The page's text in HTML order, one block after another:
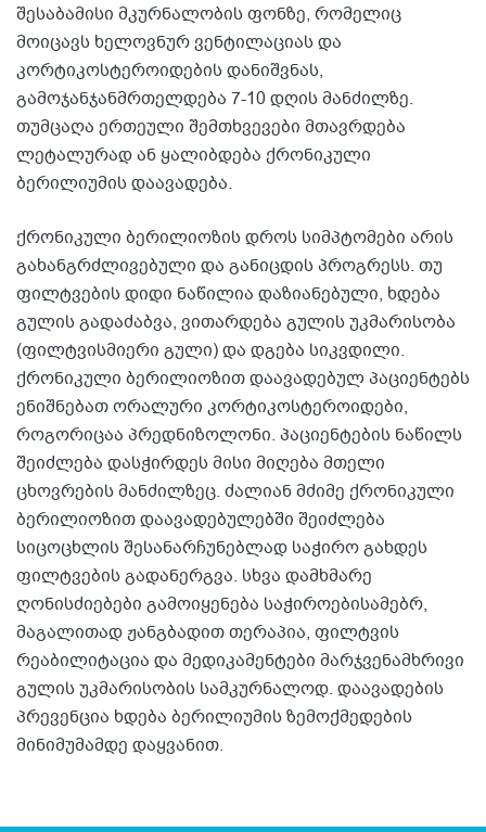
შესაბამისი მკურნალობის ფონზე, რომელიც
მოიცავს ხელოვნურ ვენტილაციას და
კორტიკოსტეროიდების დანიშვნას,
გამოჯანჯანმრთელდება 7-10 დღის მანძილზე.
თუმცაღა ერთეული შემთხვევები მთავრდება
ლეტალურად ან ყალიბდება ქრონიკული
ბერილიუმის დაავადება.
ქრონიკული ბერილიოზის დროს სიმპტომები არის
გახანგრძლივებული და განიცდის პროგრესს. თუ
ფილტვების დიდი ნაწილია დაზიანებული, ხდება
გულის გადაძაბვა, ვითარდება გულის უკმარისობა
(ფილტვისმიერი გული) და დგება სიკვდილი.
ქრონიკული ბერილიოზით დაავადებულ პაციენტებს
ენიშნებათ ორალური კორტიკოსტეროიდები,
როგორიცაა პრედნიზოლონი. პაციენტების ნაწილს
შეიძლება დასჭირდეს მისი მიღება მთელი
ცხოვრების მანძილზეც. ძალიან მძიმე ქრონიკული
ბერილიოზით დაავადებულებში შეიძლება
სიცოცხლის შესანარჩუნებლად საჭირო გახდეს
ფილტვების გადანერგვა. სხვა დამხმარე
ღონისძიებები გამოიყენება საჭიროებისამებრ,
მაგალითად ჟანგბადით თერაპია, ფილტვის
რეაბილიტაცია და მედიკამენტები მარჯვენამხრივი
გულის უკმარისობის სამკურნალოდ. დაავადების
პრევენცია ხდება ბერილიუმის ზემოქმედების
მინიმუმამდე დაყვანით.